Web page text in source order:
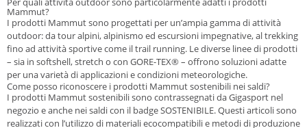
Mammut?
I prodotti Mammut sono progettati per un’ampia gamma di attività
outdoor: da tour alpini, alpinismo ed escursioni impegnative, al trekking
fino ad attività sportive come il trail running. Le diverse linee di prodotti
– sia in softshell, stretch o con GORE-TEX® – offrono soluzioni adatte
per una varietà di applicazioni e condizioni meteorologiche.
Come posso riconoscere i prodotti Mammut sostenibili nei saldi?
I prodotti Mammut sostenibili sono contrassegnati da Gigasport nel
negozio e anche nei saldi con il badgeSOSTENIBILE. Questi articoli sono
realizzati con l’utilizzo di materiali ecocompatibili e metodi di produzione